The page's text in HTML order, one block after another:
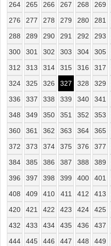
264
265 266 267 268 269
276
277 278 279 280 281
288
289 290 291 292 293
300
301 302 303 304 305
312
313 314 315 316 317
324
325 326 327 328 329
336
337 338 339 340 341
348
349 350 351 352 353
360
361 362 363 364 365
372
373 374 375 376 377
384
385 386 387 388 389
396
397 398 399 400 401
408
409 410 411 412 413
420
421 422 423 424 425
432
433 434 435 436 437
444
445 446 447 448 449